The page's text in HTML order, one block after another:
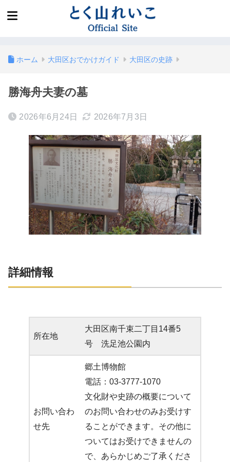
ホーム 大田区おでかけガイド 大田区の史跡
勝海舟夫妻の墓
2026年6月24日 2026年7月3日
詳細情報
所在地
大田区南千束二丁目14番5
号 洗足池公園内
お問い合わ
せ先
郷土博物館
電話：03-3777-1070
文化財や史跡の概要について
のお問い合わせのみお受けす
ることができます。その他に
ついてはお受けできませんの
で、あらかじめご了承くださ